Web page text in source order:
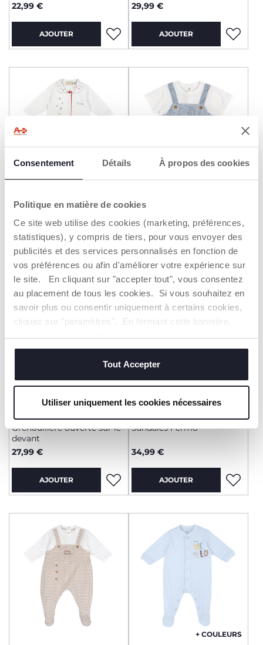
Consentement Détails À propos des cookies
Politique en matière de cookies
Ce site web utilise des cookies (marketing, préférences,
statistiques), y compris de tiers, pour vous envoyer des
publicités et des services personnalisés en fonction de
vos préférences ou afin d'améliorer votre expérience sur
le site. En cliquant sur "accepter tout", vous consentez
au placement de tous les cookies. Si vous souhaitez en
savoir plus ou consentir uniquement à certains cookies,
cliquez sur "paramètres". En fermant cette bannière,
techniques, qui sont essentiels au service demandé.
Tout Accepter
Utiliser uniquement les cookies nécessaires
22,99 €
AJOUTER
29,99 €
AJOUTER
Grenouillère ouverte sur le
29,99 €
AJOUTER
Barboteuse courte
25,99 €
AJOUTER
Grenouillère ouverte sur le
devant
27,99 €
AJOUTER
Sandales Fermo
34,99 €
AJOUTER
+ COULEURS